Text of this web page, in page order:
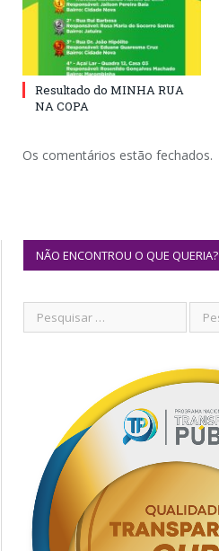
Resultado do MINHA RUA
NA COPA
Os comentários estão fechados.
NÃO ENCONTROU O QUE QUERIA?